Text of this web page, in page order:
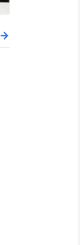
arrow_forward